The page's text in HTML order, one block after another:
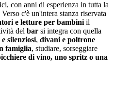
con anni di esperienza in tutta la
c'è un'intera stanza riservata
e letture per bambini il
del bar si integra con quella
silenziosi, divani e poltrone
famiglia, studiare, sorseggiare
di vino, uno spritz o una